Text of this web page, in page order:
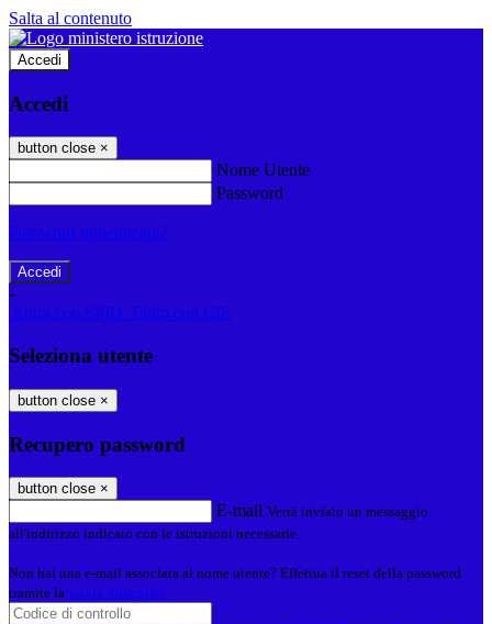
Salta al contenuto
Accedi
Accedi
button close ×
Nome Utente
Password
Password dimenticata?
-
Entra con SPID
Entra con CIE
Seleziona utente
button close ×
Recupero password
button close ×
E-mail Verrà inviato un messaggio
all'indirizzo indicato con le istruzioni necessarie.
Non hai una e-mail associata al nome utente? Effettua il reset della password
tramite la Login Spaggiari